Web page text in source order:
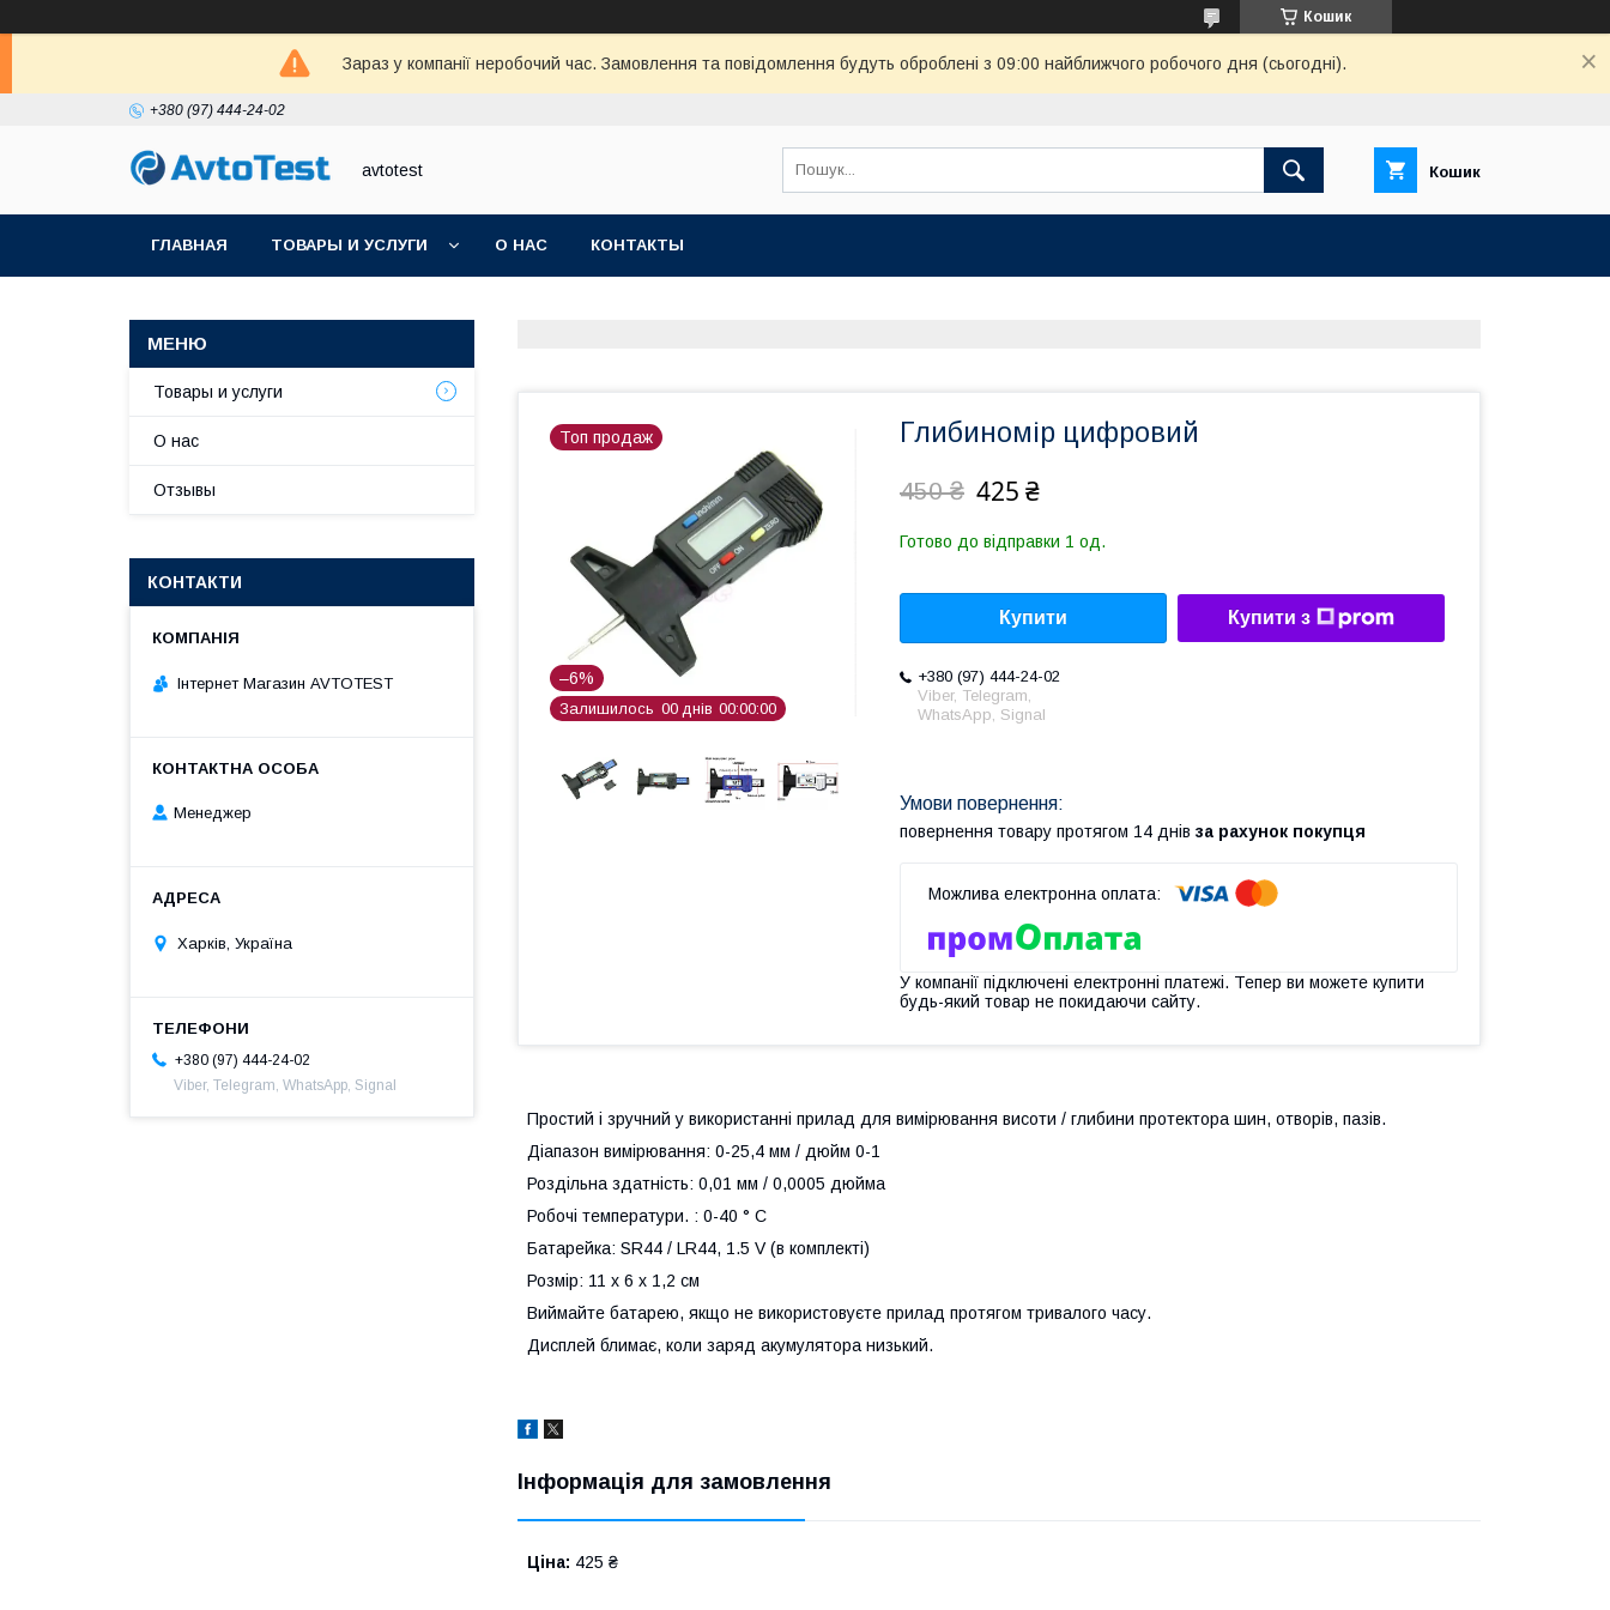
Кошик
Зараз у компанії неробочий час. Замовлення та повідомлення будуть оброблені з 09:00 найближчого робочого дня (сьогодні).
+380 (97) 444-24-02
avtotest Кошик
ГЛАВНАЯ ТОВАРЫ И УСЛУГИ О НАС КОНТАКТЫ
Топ продаж
–6%
Залишилось 00 днів 00 00 00
Глибиномір цифровий
450 ₴ 425 ₴
Готово до відправки 1 од.
Купити Купити з
+380 (97) 444-24-02
Viber, Telegram,
WhatsApp, Signal
повернення товару протягом 14 днів за рахунок покупця
У компанії підключені електронні платежі. Тепер ви можете купити
будь-який товар не покидаючи сайту.
Простий і зручний у використанні прилад для вимірювання висоти / глибини протектора шин, отворів, пазів.
Діапазон вимірювання: 0-25,4 мм / дюйм 0-1
Роздільна здатність: 0,01 мм / 0,0005 дюйма
Робочі температури. : 0-40 ° C
Батарейка: SR44 / LR44, 1.5 V (в комплекті)
Розмір: 11 х 6 х 1,2 см
Виймайте батарею, якщо не використовуєте прилад протягом тривалого часу.
Дисплей блимає, коли заряд акумулятора низький.
Інформація для замовлення
Ціна: 425 ₴
Товары и услуги
О нас
Отзывы
КОНТАКТИ
Інтернет Магазин AVTOTEST
Менеджер
Харків, Україна
+380 (97) 444-24-02
Viber, Telegram, WhatsApp, Signal